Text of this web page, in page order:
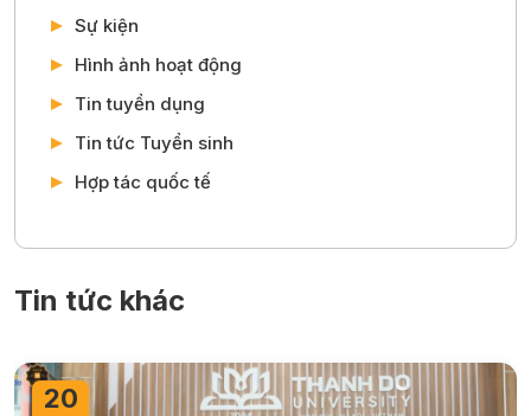
Sự kiện
Hình ảnh hoạt động
Tin tuyển dụng
Tin tức Tuyển sinh
Hợp tác quốc tế
Tin tức khác
20